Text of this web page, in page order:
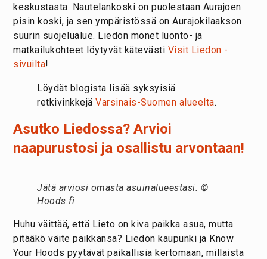
keskustasta. Nautelankoski on puolestaan Aurajoen
pisin koski, ja sen ympäristössä on Aurajokilaakson
suurin suojelualue. Liedon monet luonto- ja
matkailukohteet löytyvät kätevästi Visit Liedon -
sivuilta!
Löydät blogista lisää syksyisiä
retkivinkkejäVarsinais-Suomen alueelta.
Asutko Liedossa? Arvioi
naapurustosi ja osallistu arvontaan!
Jätä arviosi omasta asuinalueestasi. ©
Hoods.fi
Huhu väittää, että Lieto on kiva paikka asua, mutta
pitääkö väite paikkansa? Liedon kaupunki ja Know
Your Hoods pyytävät paikallisia kertomaan, millaista